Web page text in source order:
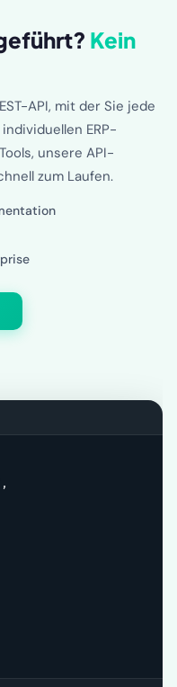
Kein
API, mit der Sie jede
ERP-
unsere API-
zum Laufen.
,